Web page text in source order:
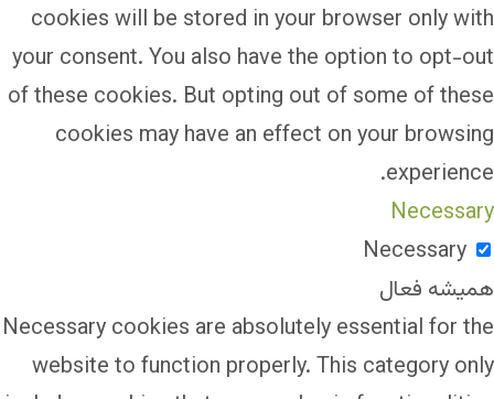
cookies will be stored in your browser only with
your consent. You also have the option to opt-out
of these cookies. But opting out of some of these
cookies may have an effect on your browsing
experience.
Necessary
Necessary
همیشه فعال
Necessary cookies are absolutely essential for the
website to function properly. This category only